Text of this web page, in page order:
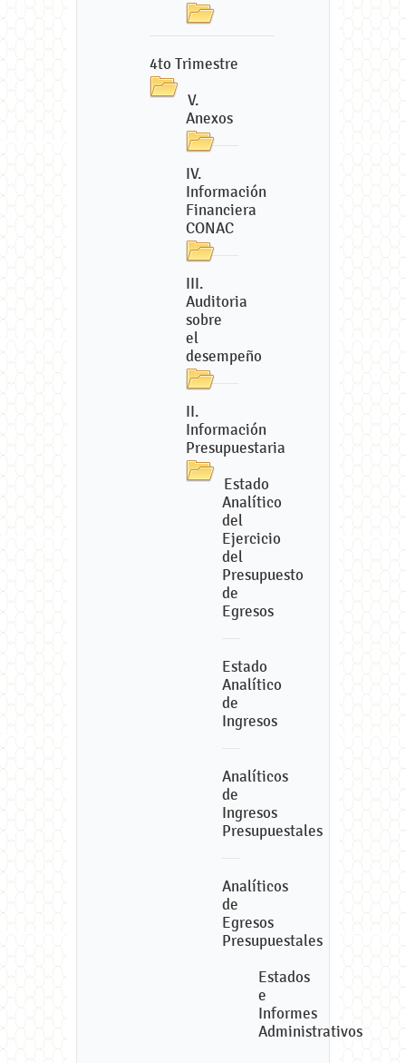
4to Trimestre
V.
Anexos
IV.
Información
Financiera
CONAC
III.
Auditoria
sobre
el
desempeño
II.
Información
Presupuestaria
Estado
Analítico
del
Ejercicio
del
Presupuesto
de
Egresos
Estado
Analítico
de
Ingresos
Analíticos
de
Ingresos
Presupuestales
Analíticos
de
Egresos
Presupuestales
Estados
e
Informes
Administrativos